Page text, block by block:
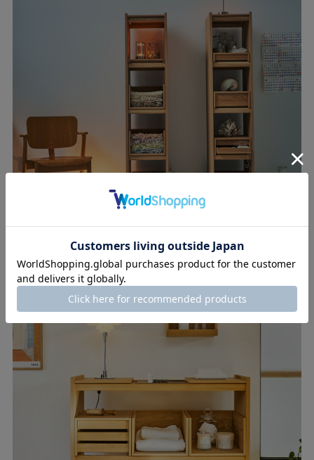
趣味を思いっきり楽しめる「シェルフ」の収納力
【Total】￥497,200